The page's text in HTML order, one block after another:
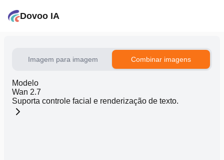
Dovoo IA
Imagem para imagem Combinar imagens
Modelo
Wan 2.7
Suporta controle facial e renderização de texto.